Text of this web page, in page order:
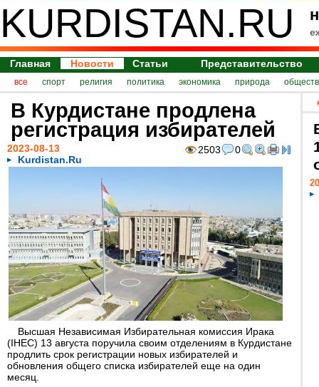
KURDISTAN.RU
Главная Новости Статьи Представительство
все спорт религия политика экономика природа
В Курдистане продлена
регистрация избирателей
2503 0
2023-08-13
Kurdistan.Ru
Высшая Независимая Избирательная комиссия Ирака
(IHEC) 13 августа поручила своим отделениям в Курдистане
продлить срок регистрации новых избирателей и
обновления общего списка избирателей еще на один
месяц.